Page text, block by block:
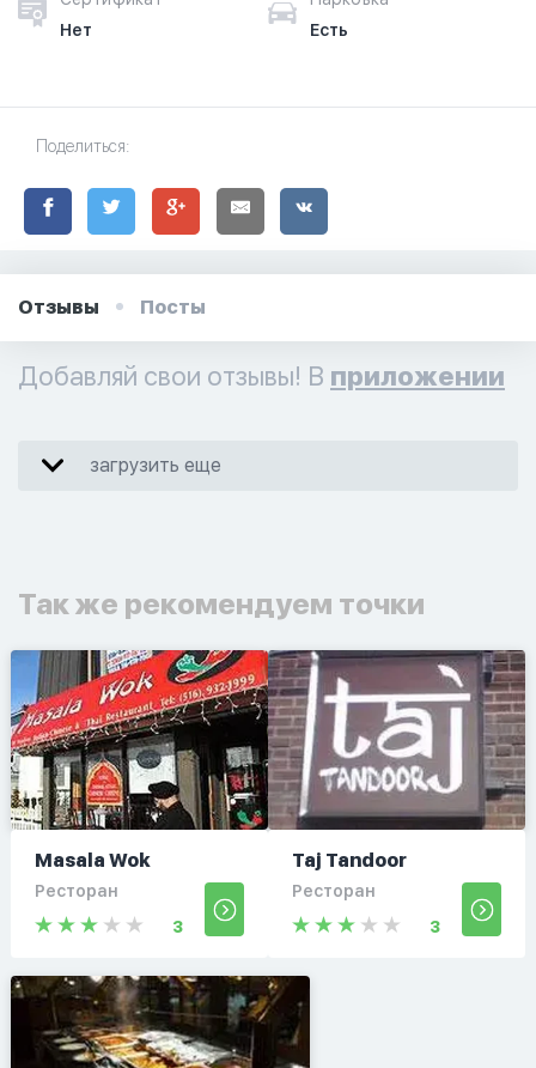
Нет
Есть
Поделиться:
Отзывы Посты
Добавляй свои отзывы! В приложении
загрузить еще
Так же рекомендуем точки
Masala Wok
Ресторан
3
Taj Tandoor
Ресторан
3